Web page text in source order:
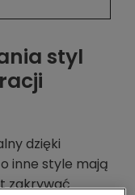
styl
dzięki
inne style mają
zakrywać